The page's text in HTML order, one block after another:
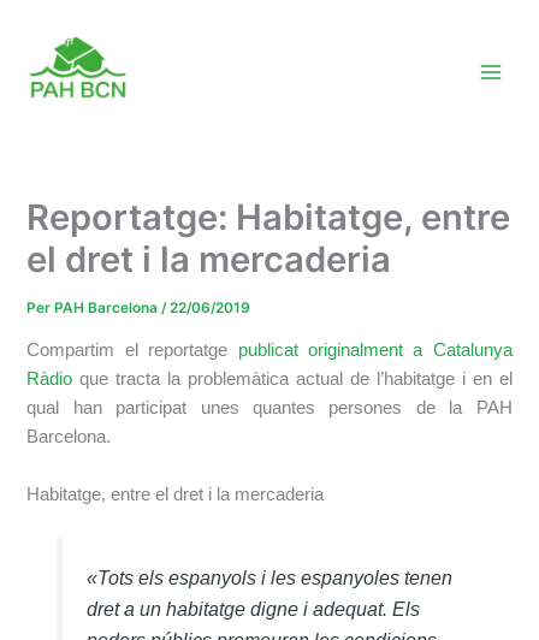
contingut
Reportatge: Habitatge, entre
el dret i la mercaderia
Per PAH Barcelona/22/06/2019
Compartim el reportatge publicat originalment a Catalunya
Ràdio que tracta la problemàtica actual de l’habitatge i en el
qual han participat unes quantes persones de la PAH
Barcelona.
Habitatge, entre el dret i la mercaderia
«Tots els espanyols i les espanyoles tenen
dret a un habitatge digne i adequat. Els